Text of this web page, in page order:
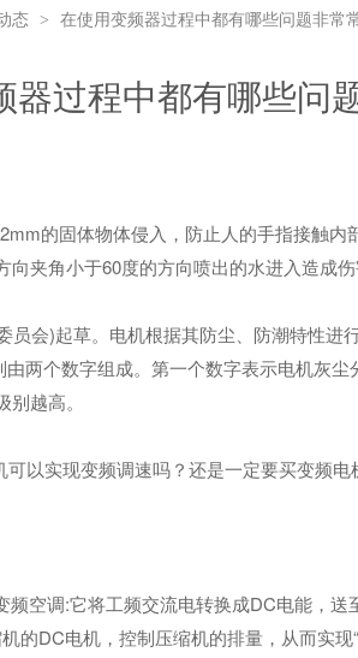
态 > 在使用变频器过程中都有哪些问题非常
器过程中都有哪些问
的固体物体侵入，防止人的手指接触内
夹角小于60度的方向喷出的水进入造成伤
会)起草。电机根据其防尘、防潮特性进
两个数字组成。第一个数字表示电机灰
越高。
实现变频调速吗？还是一定要买变频电
调:它将工频交流电转换成DC电能，送
DC电机，控制压缩机的排量，从而实现“